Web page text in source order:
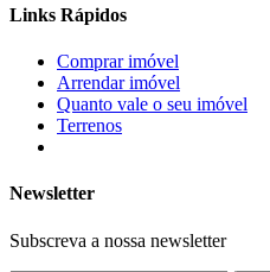
Links Rápidos
Comprar imóvel
Arrendar imóvel
Quanto vale o seu imóvel
Terrenos
Newsletter
Subscreva a nossa newsletter